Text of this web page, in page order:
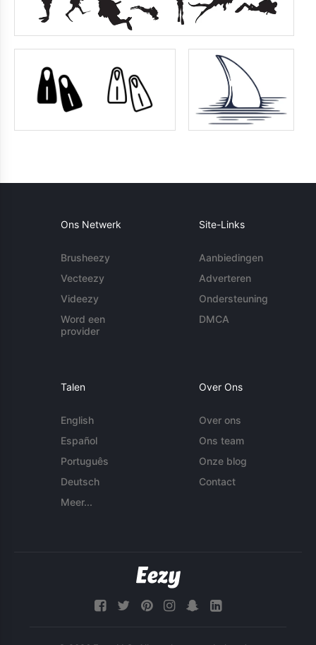
Ons Netwerk
Brusheezy
Vecteezy
Videezy
Word een
provider
Site-Links
Aanbiedingen
Adverteren
Ondersteuning
DMCA
Talen
English
Español
Português
Deutsch
Meer...
Over Ons
Over ons
Ons team
Onze blog
Contact